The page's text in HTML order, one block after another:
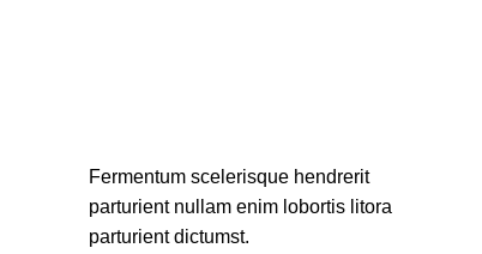
Fermentum scelerisque hendrerit
parturient nullam enim lobortis litora
parturient dictumst.